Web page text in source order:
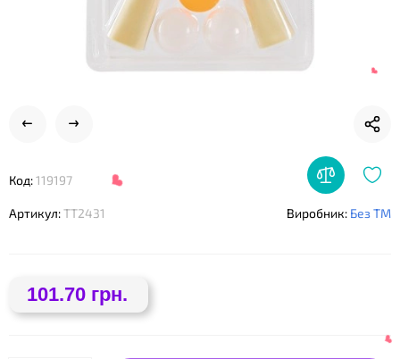
Код:119197
Артикул:TT2431 Виробник: Без ТМ
101.70 грн.